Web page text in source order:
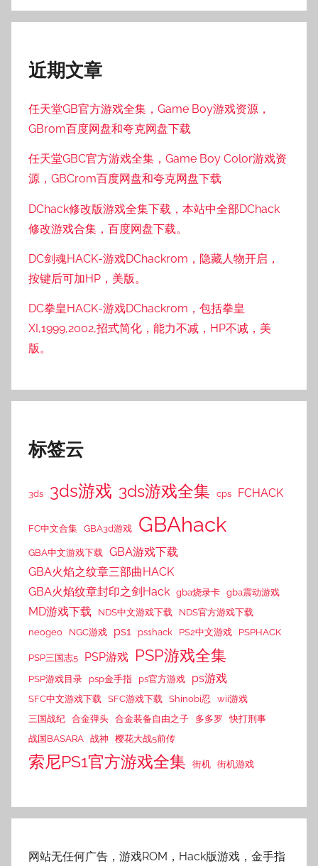
近期文章
任天堂GB官方游戏全集，Game Boy游戏资源，
GBrom百度网盘和夸克网盘下载
任天堂GBC官方游戏全集，Game Boy Color游戏资
源，GBCrom百度网盘和夸克网盘下载
DChack修改版游戏全集下载，本站中全部DChack
修改游戏合集，百度网盘下载。
DC剑魂HACK-游戏DChackrom，隐藏人物开启，
按键后可加HP，美版。
DC拳皇HACK-游戏DChackrom，包括拳皇
XI,1999,2002,招式简化，能力不减，HP不减，美
版。
标签云
3ds 3ds游戏 3ds游戏全集 cps FCHACK
FC中文合集 GBA3d游戏 GBAhack
GBA中文游戏下载
GBA游戏下载
GBA火焰之纹章三部曲HACK
GBA火焰纹章封印之剑Hack gba烧录卡 gba震动游戏
MD游戏下载 NDS中文游戏下载
NDS官方游戏下载
neogeo
NGC游戏 ps1 ps1hack PS2中文游戏 PSPHACK
PSP三国志5 PSP游戏 PSP游戏全集
PSP游戏目录 psp金手指 ps官方游戏 ps游戏
SFC中文游戏下载 SFC游戏下载 Shinobi忍
wii游戏
三国战纪 合金弹头 合金装备自由之子 多多罗
快打刑事
战国BASARA 战神 樱花大战5前传
索尼PS1官方游戏全集 街机 街机游戏
网站无任何广告，游戏ROM，Hack版游戏，金手指